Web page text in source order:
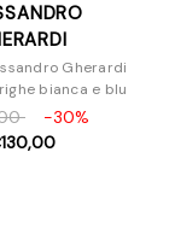
Gherardi
bianca e blu
-30%